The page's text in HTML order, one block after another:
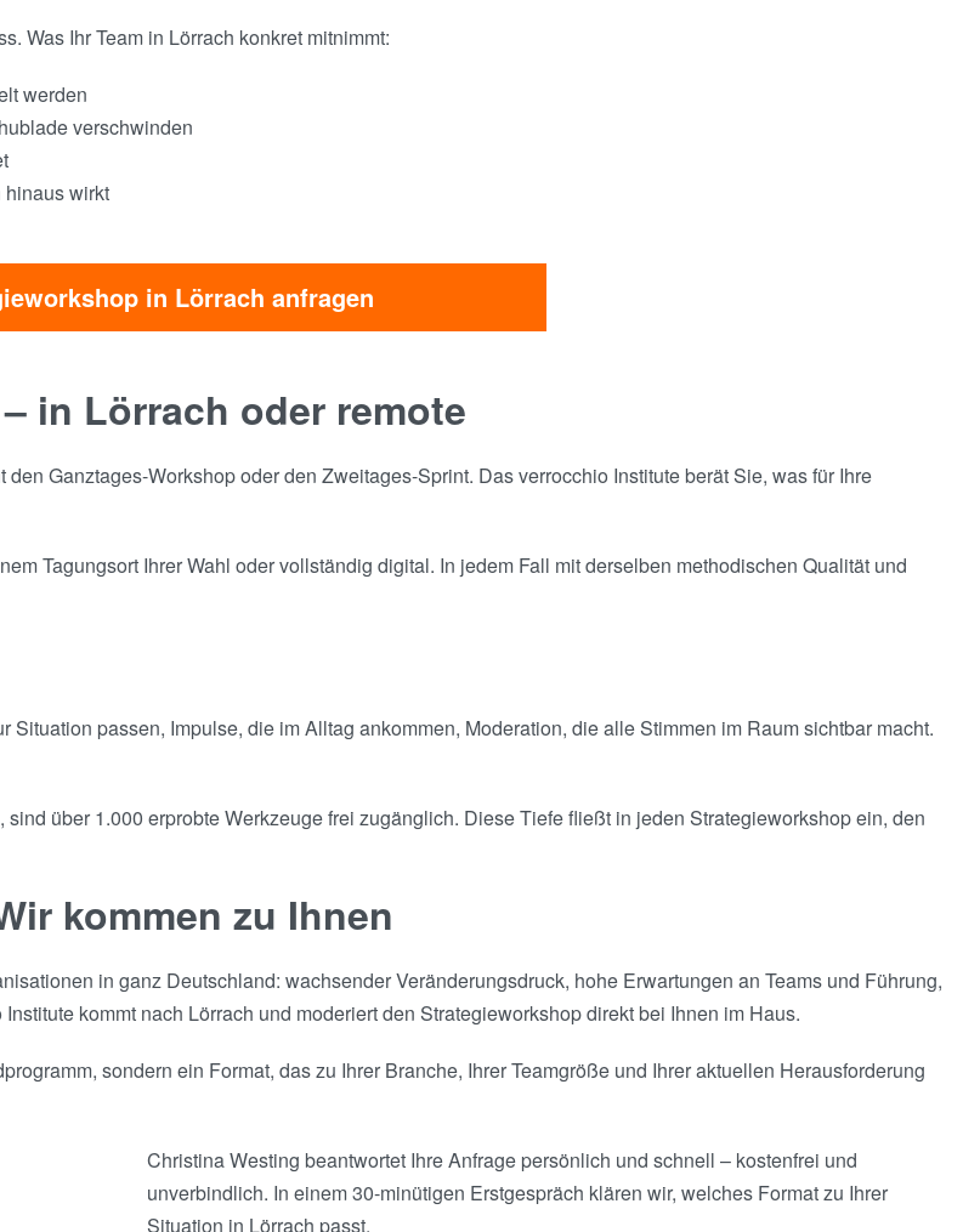
Was Ihr Team in Lörrach konkret mitnimmt:
werden
verschwinden
hinaus wirkt
in Lörrach anfragen
in Lörrach oder remote
Ganztages-Workshop oder den Zweitages-Sprint. Das verrocchio Institute berät Sie, was für Ihre
Tagungsort Ihrer Wahl oder vollständig digital. In jedem Fall mit derselben methodischen Qualität und
passen, Impulse, die im Alltag ankommen, Moderation, die alle Stimmen im Raum sichtbar macht.
über 1.000 erprobte Werkzeuge frei zugänglich. Diese Tiefe fließt in jeden Strategieworkshop ein, den
kommen zu Ihnen
in ganz Deutschland: wachsender Veränderungsdruck, hohe Erwartungen an Teams und Führung,
kommt nach Lörrach und moderiert den Strategieworkshop direkt bei Ihnen im Haus.
sondern ein Format, das zu Ihrer Branche, Ihrer Teamgröße und Ihrer aktuellen Herausforderung
Christina Westing beantwortet Ihre Anfrage persönlich und schnell – kostenfrei und
unverbindlich. In einem 30-minütigen Erstgespräch klären wir, welches Format zu Ihrer
Situation in Lörrach passt.